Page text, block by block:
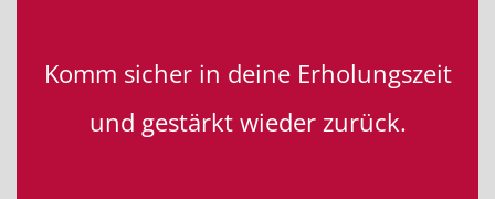
Komm sicher in deine Erholungszeit
und gestärkt wieder zurück.